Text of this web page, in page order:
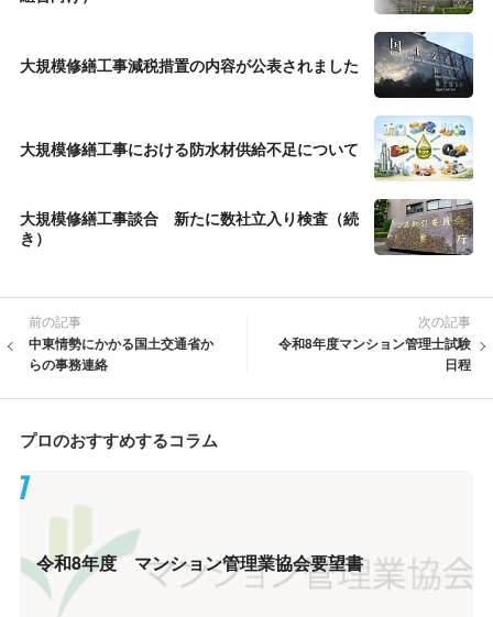
大規模修繕工事減税措置の内容が公表されました
大規模修繕工事における防水材供給不足について
大規模修繕工事談合 新たに数社立入り検査（続
き）
前の記事
中東情勢にかかる国土交通省か
らの事務連絡
次の記事
令和8年度マンション管理士試験
日程
プロのおすすめするコラム
令和8年度 マンション管理業協会要望書